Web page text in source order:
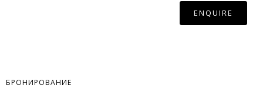
БРОНИРОВАНИЕ